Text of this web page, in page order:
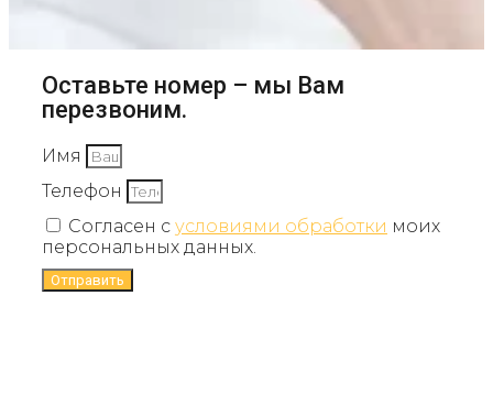
Оставьте номер – мы Вам
перезвоним.
Имя
Телефон
Согласен с условиями обработки моих
персональных данных.
Отправить